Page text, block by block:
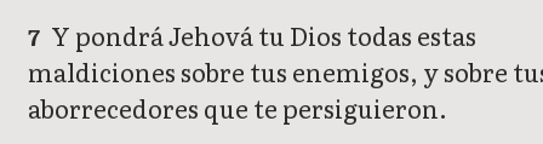
7 Y pondrá Jehová tu Dios todas estas
maldiciones sobre tus enemigos, y sobre
aborrecedores que te persiguieron.